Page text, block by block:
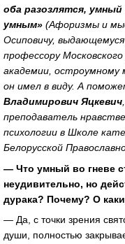
оба разозлятся,
умным» (Афоризмы и
Осиповичу, выдающемуся
профессору
академии,
он имел в виду. А
Владимирович Яцкевич
преподаватель
психологии в Школе
Белорусской
— Что умный во гневе
неудивительно, но
дурака? Почему? О
— Да, с точки зрения
души, полностью